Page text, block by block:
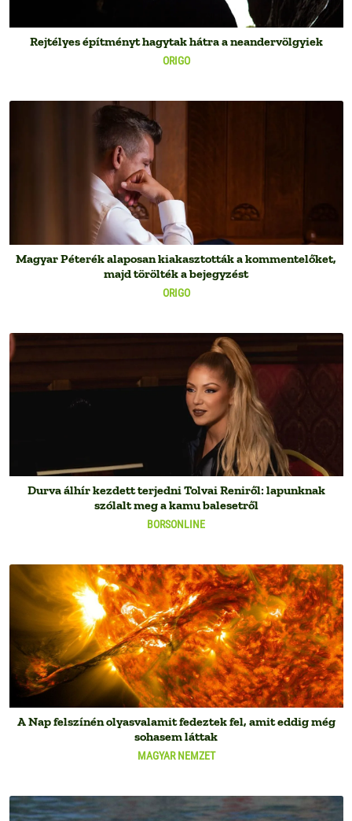
ORIGO
Rejtélyes építményt hagytak hátra a neandervölgyiek
ORIGO
Magyar Péterék alaposan kiakasztották a kommentelőket,
majd törölték a bejegyzést
BORSONLINE
Durva álhír kezdett terjedni Tolvai Reniről: lapunknak
szólalt meg a kamu balesetről
MAGYAR NEMZET
A Nap felszínén olyasvalamit fedeztek fel, amit eddig még
sohasem láttak